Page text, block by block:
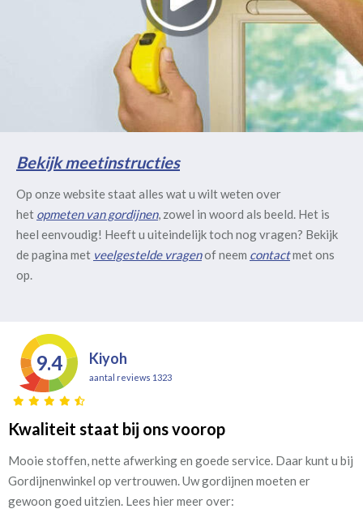
Bekijk meetinstructies
Op onze website staat alles wat u wilt weten over
het opmeten van gordijnen, zowel in woord als beeld. Het is
heel eenvoudig! Heeft u uiteindelijk toch nog vragen? Bekijk
de pagina met veelgestelde vragenof neem contactmet ons
op.
9.4 Kiyoh
aantal reviews 1323
Kwaliteit staat bij ons voorop
Mooie stoffen, nette afwerking en goede service. Daar kunt u bij
Gordijnenwinkel op vertrouwen. Uw gordijnen moeten er
gewoon goed uitzien. Lees hier meer over: